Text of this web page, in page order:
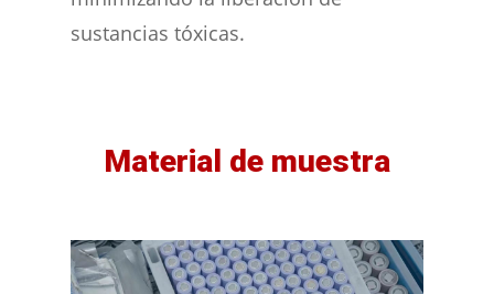
sustancias tóxicas.
Material de muestra